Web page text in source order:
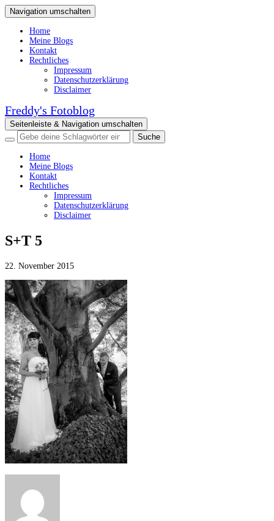
Navigation umschalten
Home
Meine Blogs
Kontakt
Rechtliches
Impressum
Datenschutzerklärung
Disclaimer
Freddy's Fotoblog
Seitenleiste & Navigation umschalten
Home
Meine Blogs
Kontakt
Rechtliches
Impressum
Datenschutzerklärung
Disclaimer
S+T 5
22. November 2015